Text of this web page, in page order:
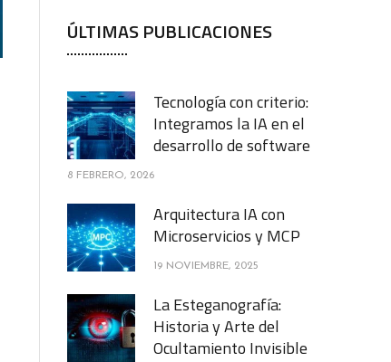
ÚLTIMAS PUBLICACIONES
Tecnología con criterio:
Integramos la IA en el
desarrollo de software
8 FEBRERO, 2026
Arquitectura IA con
Microservicios y MCP
19 NOVIEMBRE, 2025
La Esteganografía:
Historia y Arte del
Ocultamiento Invisible